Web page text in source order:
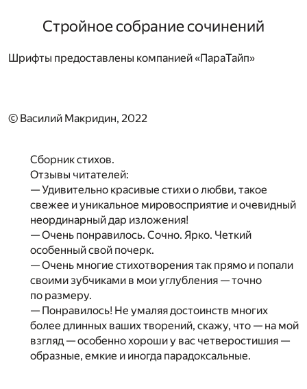
Стройное собрание сочинений
Шрифты предоставлены компанией «ПараТайп»
© Василий Макридин, 2022
Сборник стихов.
Отзывы читателей:
— Удивительно красивые стихи о любви, такое
свежее и уникальное мировосприятие и очевидный
неординарный дар изложения!
— Очень понравилось. Сочно. Ярко. Четкий
особенный свой почерк.
— Очень многие стихотворения так прямо и попали
своими зубчиками в мои углубления — точно
по размеру.
— Понравилось! Не умаляя достоинств многих
более длинных ваших творений, скажу, что — на мой
взгляд — особенно хороши у вас четверостишия —
образные, емкие и иногда парадоксальные.